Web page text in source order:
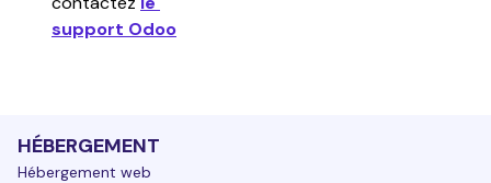
support Odoo
HÉBERGEMENT
Hébergement web